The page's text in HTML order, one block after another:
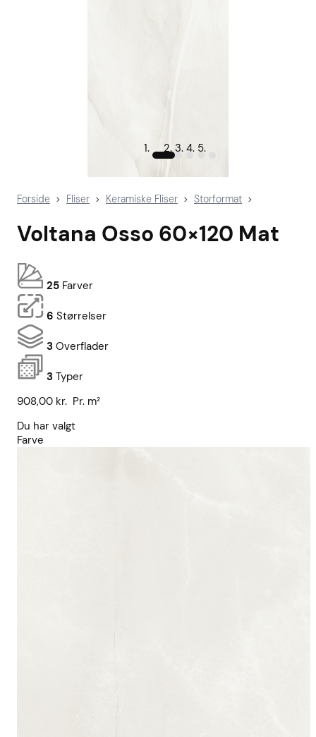
Forside > Fliser > Keramiske Fliser > Storformat >
Voltana Osso 60×120 Mat
25 Farver
6 Størrelser
3 Overflader
3 Typer
908,00 kr. Pr. m²
Du har valgt
Farve